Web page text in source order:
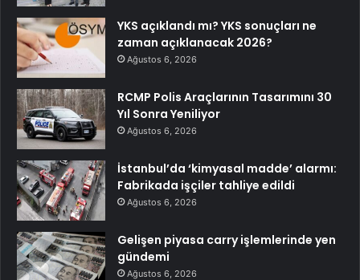
YKS açıklandı mı? YKS sonuçları ne
zaman açıklanacak 2026?
Ağustos 6, 2026
RCMP Polis Araçlarının Tasarımını 30
Yıl Sonra Yeniliyor
Ağustos 6, 2026
İstanbul’da ‘kimyasal madde’ alarmı:
Fabrikada işçiler tahliye edildi
Ağustos 6, 2026
Gelişen piyasa carry işlemlerinde yen
gündemi
Ağustos 6, 2026